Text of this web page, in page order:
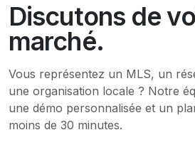
Discutons de
marché.
Vous représentez un MLS, un
une organisation locale ? Notre
une démo personnalisée et un
moins de 30 minutes.